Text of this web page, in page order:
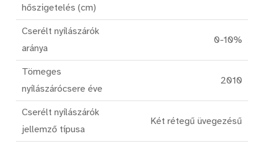
hőszigetelés (cm)
Cserélt nyílászárók
aránya
0-10%
Tömeges
nyílászárócsere éve
2010
Cserélt nyílászárók
jellemző típusa
Két rétegű üvegezésű